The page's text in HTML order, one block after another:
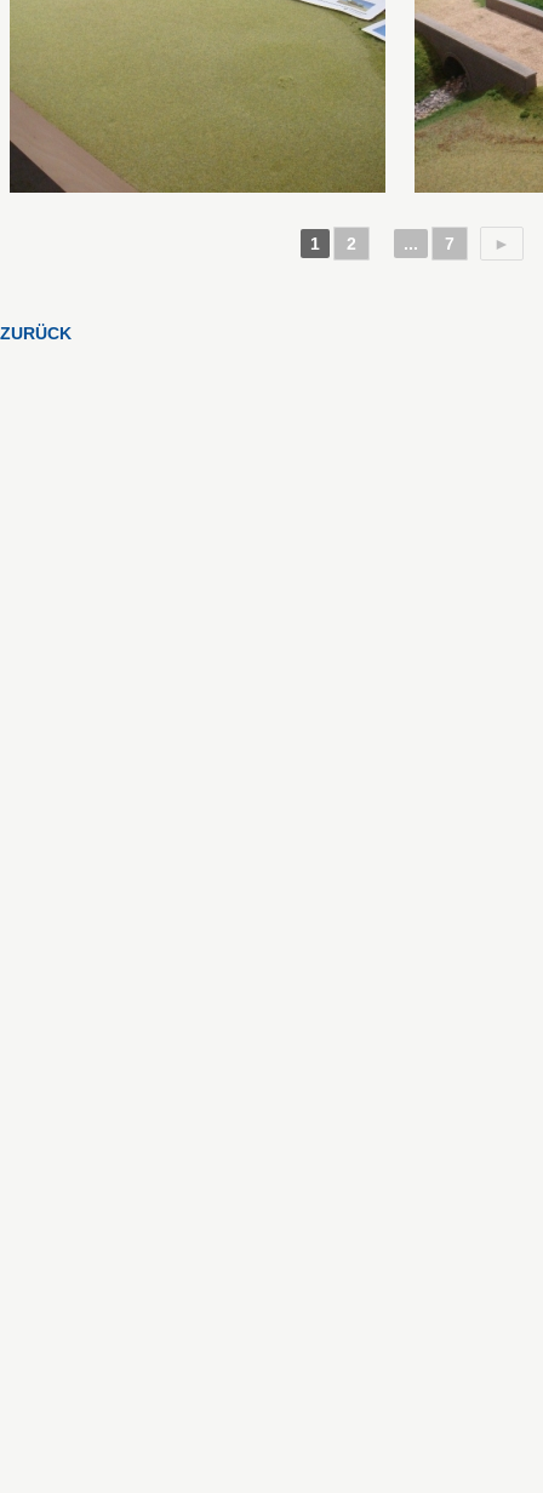
1 2 ... 7 ►
ZURÜCK